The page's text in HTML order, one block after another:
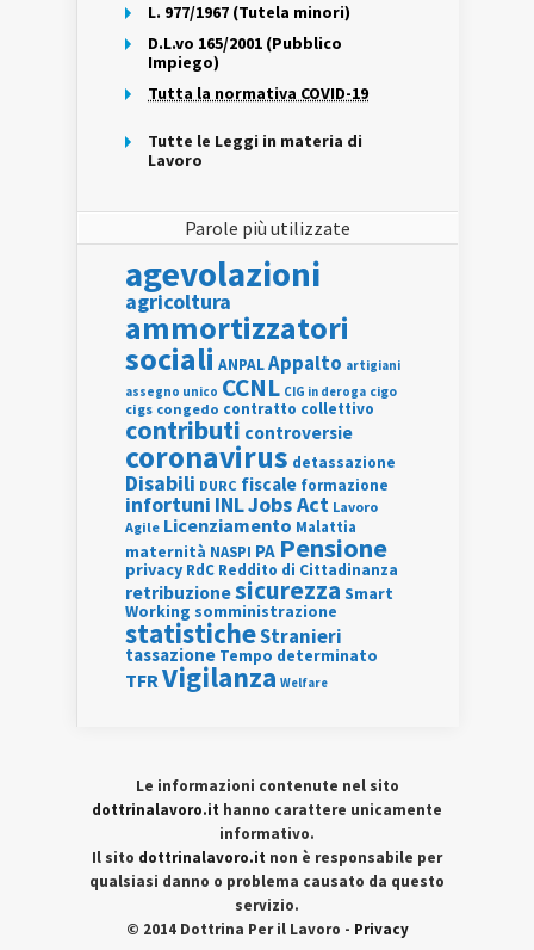
L. 977/1967 (Tutela minori)
D.L.vo 165/2001 (Pubblico
Impiego)
Tutta la normativa COVID-19
Tutte le Leggi in materia di
Lavoro
Parole più utilizzate
agevolazioni
agricoltura
ammortizzatori
sociali ANPALAppalto artigiani
assegno unico CCNL CIG in deroga cigo
cigs congedo contratto collettivo
contributi controversie
coronavirus detassazione
Disabili DURC fiscale formazione
infortuni INLJobs Act Lavoro
Agile Licenziamento Malattia
maternità NASPI PA Pensione
privacy RdC Reddito di Cittadinanza
retribuzionesicurezza Smart
Working somministrazione
statisticheStranieri
tassazione Tempo determinato
TFRVigilanza Welfare
Le informazioni contenute nel sito
dottrinalavoro.it hanno carattere unicamente
informativo.
Il sito dottrinalavoro.it non è responsabile per
qualsiasi danno o problema causato da questo
servizio.
© 2014 Dottrina Per il Lavoro - Privacy